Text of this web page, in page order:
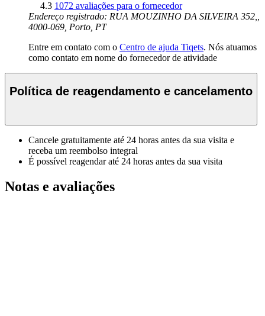
4.3 1072 avaliações para o fornecedor
Endereço registrado: RUA MOUZINHO DA SILVEIRA 352,,
4000-069, Porto, PT
Entre em contato com o Centro de ajuda Tiqets. Nós atuamos
como contato em nome do fornecedor de atividade
Política de reagendamento e cancelamento
Cancele gratuitamente até 24 horas antes da sua visita e
receba um reembolso integral
É possível reagendar até 24 horas antes da sua visita
Notas e avaliações